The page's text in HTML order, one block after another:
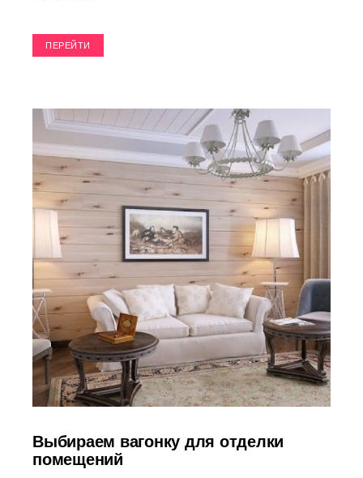
ПЕРЕЙТИ
Выбираем вагонку для отделки
помещений